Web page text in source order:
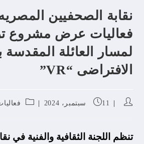
نقابة الصحفيين
فعاليات عرض مشروع
لمسار العائلة المقدسة
الافتراضى “VR”
11 سبتمبر، 2024
تنظم اللجنة الثقافية والفنية في